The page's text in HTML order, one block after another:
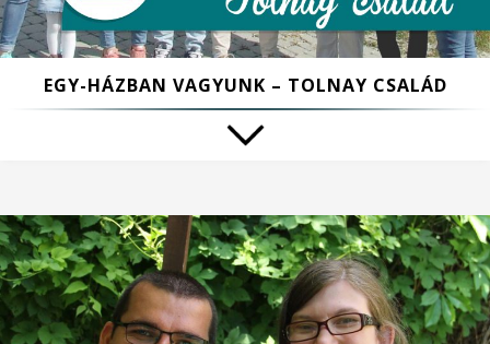
EGY-HÁZBAN VAGYUNK – TOLNAY CSALÁD